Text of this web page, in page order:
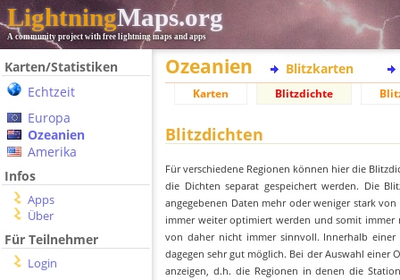
LightningMaps.org
A community project with free lightning maps and apps
Karten/Statistiken
Echtzeit
Europa
Ozeanien
Amerika
Infos
Apps
Über
Für Teilnehmer
Login
Ozeanien Blitzkarten
Karten Blitzdichte
Blitzdichten
Für verschiedene Regionen können hier die
die Dichten separat gespeichert werden. Die
angegebenen Daten mehr oder weniger stark
immer weiter optimiert werden und somit immer
von daher nicht immer sinnvoll. Innerhalb einer
dagegen sehr gut möglich. Bei der Auswahl einer
anzeigen, d.h. die Regionen in denen die